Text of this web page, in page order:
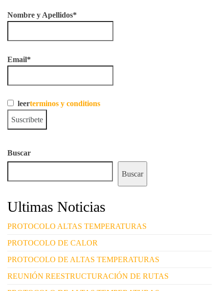
Nombre y Apellidos*
Email*
leerterminos y conditions
Buscar
Buscar
Ultimas Noticias
PROTOCOLO ALTAS TEMPERATURAS
PROTOCOLO DE CALOR
PROTOCOLO DE ALTAS TEMPERATURAS
REUNIÓN REESTRUCTURACIÓN DE RUTAS